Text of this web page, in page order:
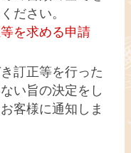
ださい。
を求める申請
訂正等を行った
い旨の決定をし
客様に通知しま